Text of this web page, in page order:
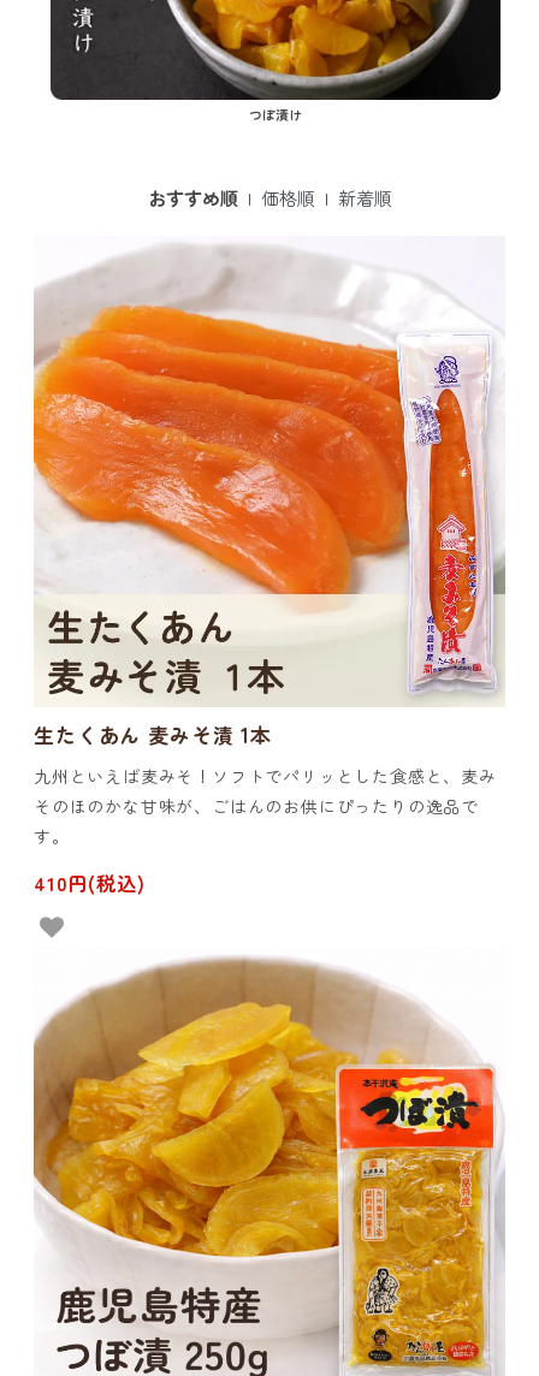
つぼ漬け
おすすめ順| 価格順 | 新着順
生たくあん 麦みそ漬 1本
九州といえば麦みそ！ソフトでパリッとした食感と、麦み
そのほのかな甘味が、ごはんのお供にぴったりの逸品で
す。
410円(税込)